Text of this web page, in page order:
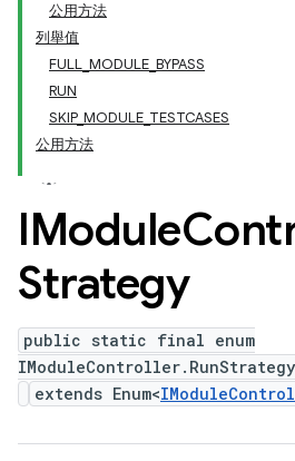
公用方法
列舉值
FULL_MODULE_BYPASS
RUN
SKIP_MODULE_TESTCASES
公用方法
IModule
Strategy
public static final enum
IModuleController.RunStrategy
extends Enum<